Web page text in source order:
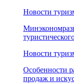
Новости
Новости
Особенности
продаж и